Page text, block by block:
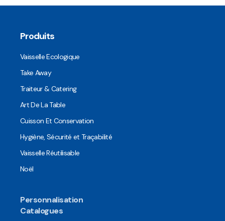
Produits
Vaisselle Ecologique
Take Away
Traiteur & Catering
Art De La Table
Cuisson Et Conservation
Hygiène, Sécurité et Traçabilité
Vaisselle Réutilisable
Noël
Personnalisation
Catalogues